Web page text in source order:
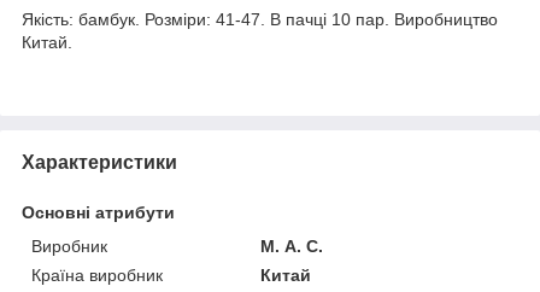
Якість: бамбук. Розміри: 41-47. В пачці 10 пар. Виробництво
Китай.
Характеристики
Основні атрибути
Виробник
М. А. С.
Країна виробник
Китай